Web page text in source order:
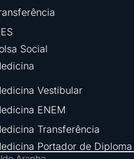
Social
Vestibular
ENEM
Transferência
Portador de Diploma